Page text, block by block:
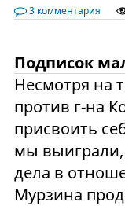
3 комментария
Подписок
Несмотря на
против г-на
присвоить
мы
дела в
Мурзина